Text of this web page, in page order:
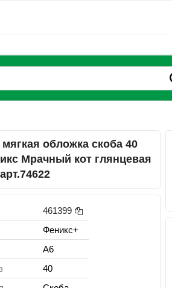
обложка скоба 40
Мрачный кот глянцевая
461399
Феникс+
А6
40